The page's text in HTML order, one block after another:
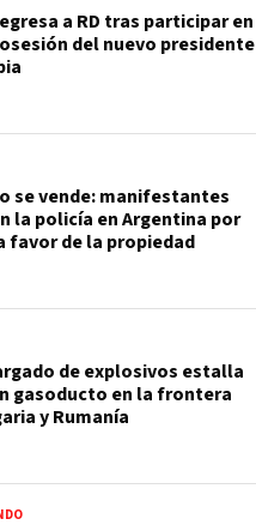
a RD tras participar en
del nuevo presidente
se vende: manifestantes
la policía en Argentina por
favor de la propiedad
de explosivos estalla
gasoducto en la frontera
y Rumanía